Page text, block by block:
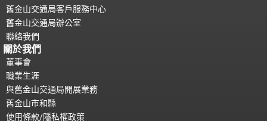
舊金山交通局客戶服務中心
舊金山交通局辦公室
聯絡我們
關於我們
董事會
職業生涯
與舊金山交通局開展業務
舊金山市和縣
使用條款/隱私權政策